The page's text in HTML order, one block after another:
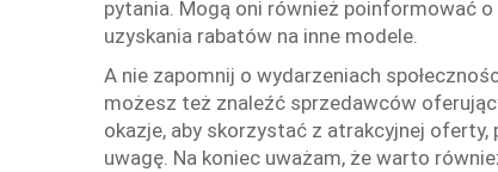
pytania. Mogą oni również poinformować
uzyskania rabatów na inne modele.
A nie zapomnij o wydarzeniach
możesz też znaleźć sprzedawców
okazje, aby skorzystać z atrakcyjnej
uwagę. Na koniec uważam, że warto